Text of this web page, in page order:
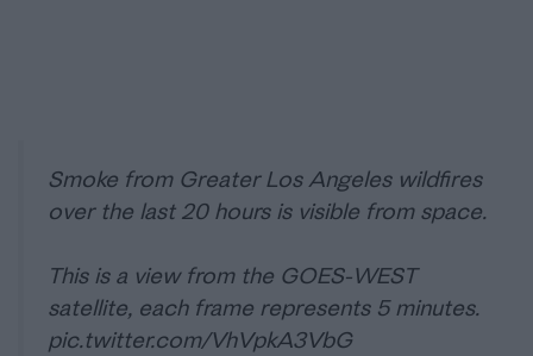
Smoke from Greater Los Angeles wildfires
over the last 20 hours is visible from space.
This is a view from the GOES-WEST
satellite, each frame represents 5 minutes.
pic.twitter.com/VhVpkA3VbG